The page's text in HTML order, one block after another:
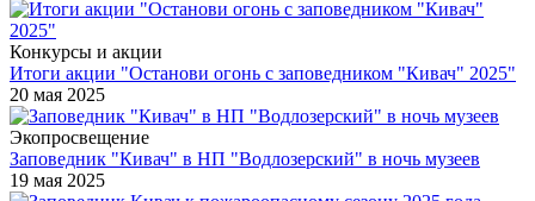
Конкурсы и акции
Итоги акции "Останови огонь с заповедником "Кивач" 2025"
20 мая 2025
Экопросвещение
Заповедник "Кивач" в НП "Водлозерский" в ночь музеев
19 мая 2025